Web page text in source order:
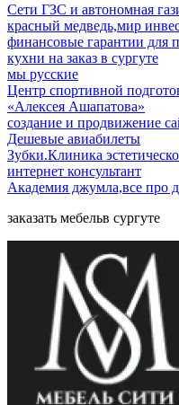
Сети ГЗС и автономная
красный медведь,мир
финансовые гарантии для
кухни на заказ в сургуте
мы русские
Центр спортивной
«Алексея Ашапатова»
создание и продвижение
Дешевые авиабилеты
Зубки.Клиника
интернет консультант
Академия джумла,все про
заказать мебельв сургуте